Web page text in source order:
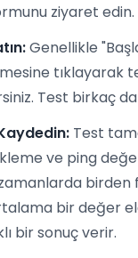
ziyaret edin.
Genellikle
tıklayarak
Test birkaç
Test
ve ping
zamanlarda
bir değer
bir sonuç verir.